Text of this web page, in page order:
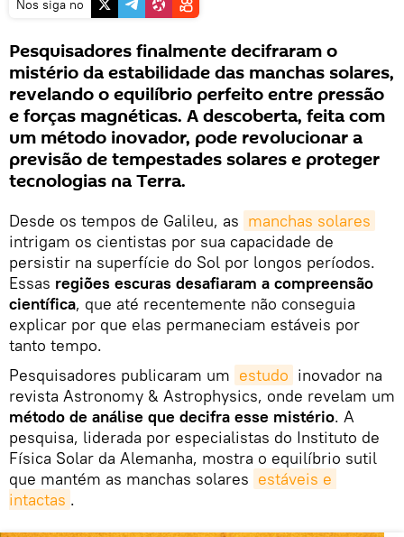
Nos siga no
Pesquisadores finalmente decifraram o
mistério da estabilidade das manchas solares,
revelando o equilíbrio perfeito entre pressão
e forças magnéticas. A descoberta, feita com
um método inovador, pode revolucionar a
previsão de tempestades solares e proteger
tecnologias na Terra.
Desde os tempos de Galileu, as manchas solares
intrigam os cientistas por sua capacidade de
persistir na superfície do Sol por longos períodos.
Essas regiões escuras desafiaram a compreensão
científica, que até recentemente não conseguia
explicar por que elas permaneciam estáveis por
tanto tempo.
Pesquisadores publicaram um estudo inovador na
revista Astronomy & Astrophysics, onde revelam um
método de análise que decifra esse mistério. A
pesquisa, liderada por especialistas do Instituto de
Física Solar da Alemanha, mostra o equilíbrio sutil
que mantém as manchas solares estáveis e
intactas .